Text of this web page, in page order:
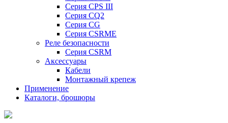
Серия CPS III
Серия CQ2
Серия CG
Серия CSRME
Реле безопасности
Серия CSRM
Аксессуары
Кабели
Монтажный крепеж
Применение
Каталоги, брошюры